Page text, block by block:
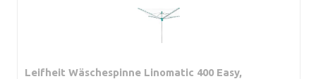
Leifheit Wäschespinne Linomatic 400 Easy,